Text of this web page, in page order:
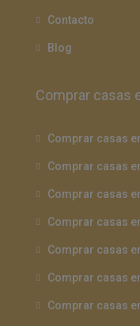
Contacto
Blog
Comprar casas
Comprar casas
Comprar casas
Comprar casas
Comprar casas
Comprar casas
Comprar casas
Comprar casas